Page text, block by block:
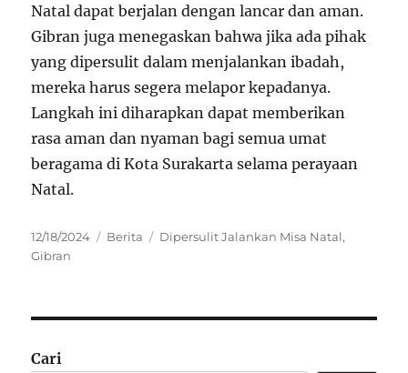
Natal dapat berjalan dengan lancar dan aman.
Gibran juga menegaskan bahwa jika ada pihak
yang dipersulit dalam menjalankan ibadah,
mereka harus segera melapor kepadanya.
Langkah ini diharapkan dapat memberikan
rasa aman dan nyaman bagi semua umat
beragama di Kota Surakarta selama perayaan
Natal.
Posted
on
12/18/2024 Categories
Berita Tags
Dipersulit Jalankan Misa Natal,
Gibran
Cari